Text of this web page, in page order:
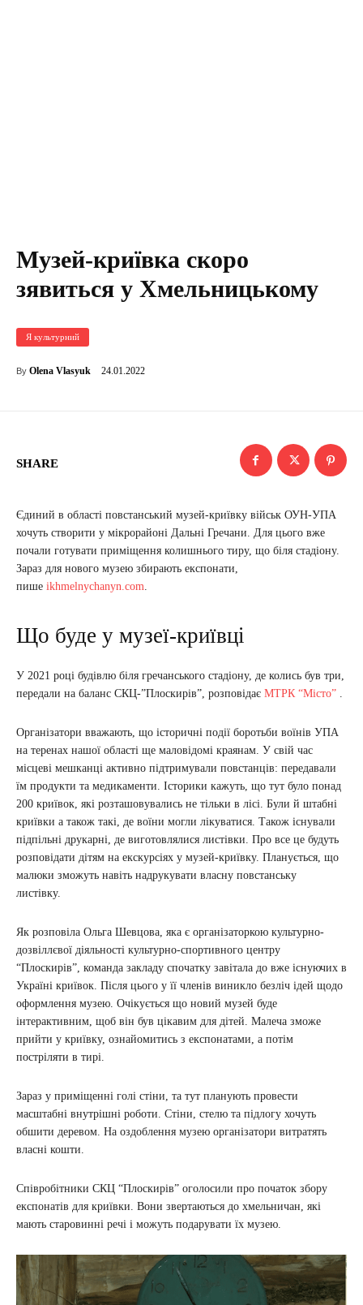
Музей-криївка скоро
зявиться у Хмельницькому
Я культурний
By Olena Vlasyuk 24.01.2022
SHARE
Єдиний в області повстанський музей-криївку військ ОУН-УПА
хочуть створити у мікрорайоні Дальні Гречани. Для цього вже
почали готувати приміщення колишнього тиру, що біля стадіону.
Зараз для нового музею збирають експонати,
пише ikhmelnychanyn.com.
Що буде у музеї-криївці
У 2021 році будівлю біля гречанського стадіону, де колись був три,
передали на баланс СКЦ-”Плоскирів”, розповідає МТРК “Місто” .
Організатори вважають, що історичні події боротьби воїнів УПА
на теренах нашої області ще маловідомі краянам. У свій час
місцеві мешканці активно підтримували повстанців: передавали
їм продукти та медикаменти. Історики кажуть, що тут було понад
200 криївок, які розташовувались не тільки в лісі. Були й штабні
криївки а також такі, де воїни могли лікуватися. Також існували
підпільні друкарні, де виготовлялися листівки. Про все це будуть
розповідати дітям на екскурсіях у музей-криївку. Планується, що
малюки зможуть навіть надрукувати власну повстанську
листівку.
Як розповіла Ольга Шевцова, яка є організаторкою культурно-
дозвіллєвої діяльності культурно-спортивного центру
“Плоскирів”, команда закладу спочатку завітала до вже існуючих в
Україні криївок. Після цього у її членів виникло безліч ідей щодо
оформлення музею. Очікується що новий музей буде
інтерактивним, щоб він був цікавим для дітей. Малеча зможе
прийти у криївку, ознайомитись з експонатами, а потім
постріляти в тирі.
Зараз у приміщенні голі стіни, та тут планують провести
масштабні внутрішні роботи. Стіни, стелю та підлогу хочуть
обшити деревом. На оздоблення музею організатори витратять
власні кошти.
Співробітники СКЦ “Плоскирів” оголосили про початок збору
експонатів для криївки. Вони звертаються до хмельничан, які
мають старовинні речі і можуть подарувати їх музею.